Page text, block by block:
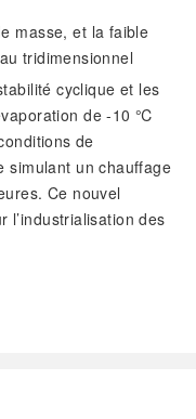
masse, et la faible
tridimensionnel
cyclique et les
de -10 ℃
de
simulant un chauffage
Ce nouvel
l’industrialisation des